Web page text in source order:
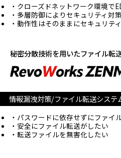
クローズドネットワーク環境で
多層防御によりセキュリティ対
動作性はそのままにセキュリテ
秘密分散技術を用いたファイル転
情報漏洩対策/ファイル転送システ
パスワードに依存せずにファイ
安全にファイル転送がしたい
転送ファイルを無害化したい